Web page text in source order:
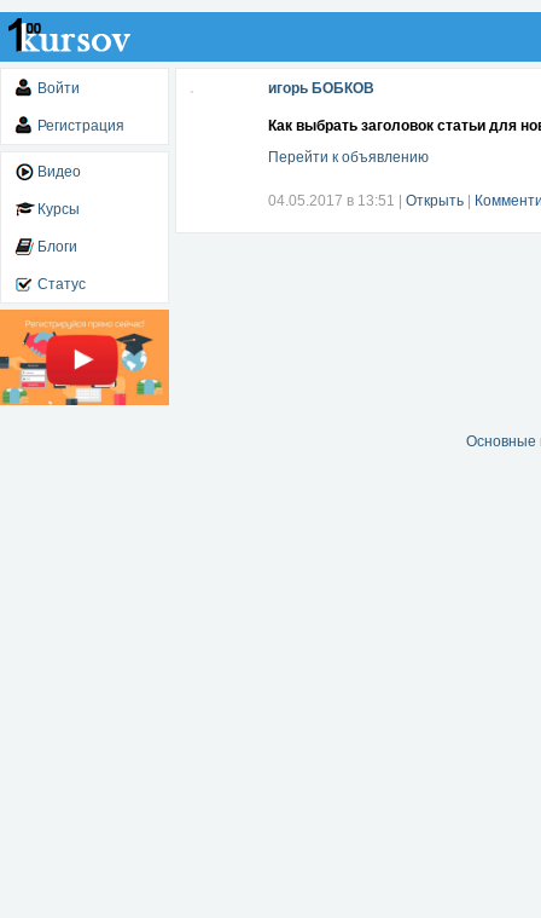
Войти
Регистрация
Видео
Курсы
Блоги
Статус
игорь БОБКОВ
Как выбрать заголовок статьи для
Перейти к объявлению
04.05.2017 в 13:51 Открыть
Основные